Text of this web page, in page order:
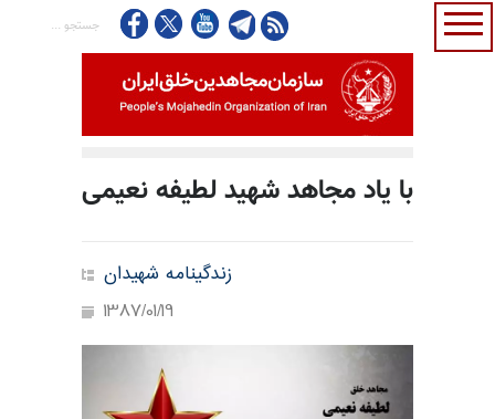
با یاد مجاهد شهید لطیفه نعیمی
زندگینامه شهیدان
1387/01/19